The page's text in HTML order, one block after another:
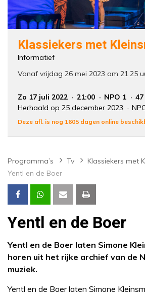
Klassiekers met
Informatief
Vanaf vrijdag 26 mei 2023 om 21.25
Zo 17 juli 2022 21:00 NPO 1
Herhaald op 25 december 2023
Deze afl. is nog 1605 dagen online
Programma’s Tv
Yentl en de Boer
Yentl en de Boer
Yentl en de Boer laten Simone
horen uit het rijke archief van de
muziek.
Yentl en de Boer laten Simone